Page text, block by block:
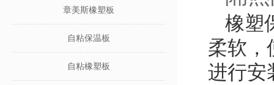
章美斯橡塑板
自粘保温板
自粘橡塑板
橡塑
柔软，
进行安